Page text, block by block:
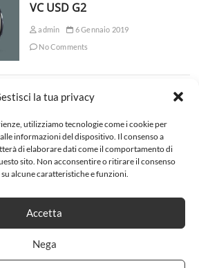
la tua privacy
utilizziamo tecnologie come i cookie per
informazioni del dispositivo. Il consenso a
di elaborare dati come il comportamento di
sito. Non acconsentire o ritirare il consenso
alcune caratteristiche e funzioni.
Accetta
Nega
VC USD G2
admin
6 Gennaio 2019
No Comments
Scarica la guida base sulla
admin
8 Ottobre 2018
No Comments